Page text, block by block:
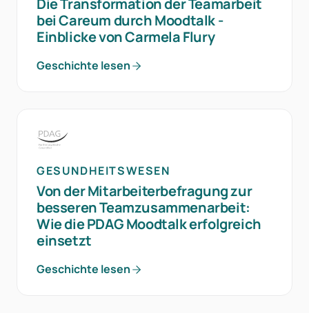
Die Transformation der Teamarbeit
bei Careum durch Moodtalk -
Einblicke von Carmela Flury
Geschichte lesen
GESUNDHEITSWESEN
Von der Mitarbeiterbefragung zur
besseren Teamzusammenarbeit:
Wie die PDAG Moodtalk erfolgreich
einsetzt
Geschichte lesen